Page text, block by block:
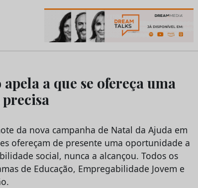
a que se ofereça uma
da nova campanha de Natal da Ajuda em
ofereçam de presente uma oportunidade a
social, nunca a alcançou. Todos os
de Educação, Empregabilidade Jovem e